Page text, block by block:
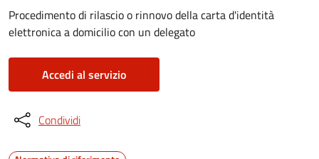
Procedimento di rilascio o rinnovo della carta d'identità
elettronica a domicilio con un delegato
Accedi al servizio
Condividi